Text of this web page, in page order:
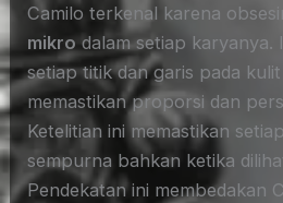
Camilo terkenal karena
mikro dalam setiap karyanya.
setiap titik dan garis pada
memastikan proporsi dan
Ketelitian ini memastikan
sempurna bahkan ketika
Pendekatan ini membedakan